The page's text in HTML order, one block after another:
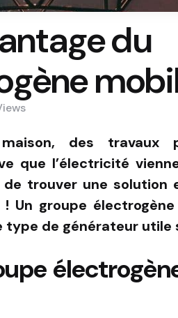
du
des travaux
que l’électricité
trouver une solution
Un groupe
type de générateur utile